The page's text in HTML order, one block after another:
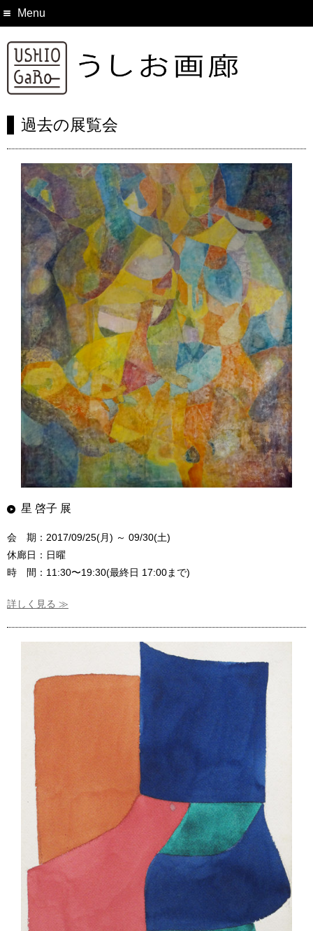
Menu
過去の展覧会
星 啓子 展
会 期：2017/09/25(月) ～ 09/30(土)
休廊日：日曜
時 間：11:30〜19:30(最終日 17:00まで)
詳しく見る ≫